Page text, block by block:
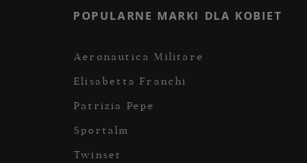
POPULARNE MARKI DLA KOBIET
Aeronautica Militare
Elisabetta Franchi
Patrizia Pepe
Sportalm
Twinset